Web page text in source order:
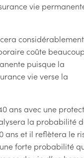
vie
coûte
puisque la
vie verse la
ans avec une
la probabilité
ans et il reflètera le
forte probabilité